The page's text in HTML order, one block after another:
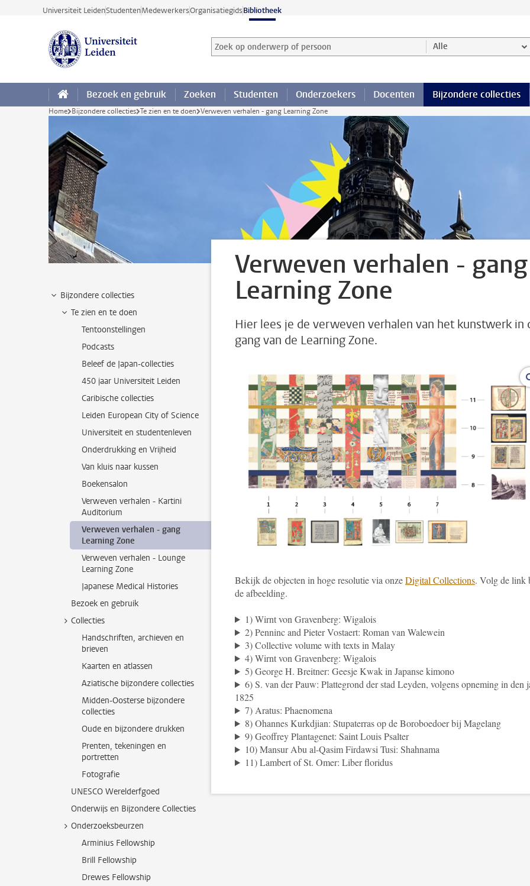
Ga direct naar de inhoud
Universiteit LeidenStudentenMedewerkersOrganisatiegidsBibliotheek
Zoek op onderwerp of persoon en selecteer categorie
Zoekterm Alle
Bezoek en gebruik Zoeken Studenten Onderzoekers Docenten Bijzondere collecties
Home Bijzondere collecties Te zien en te doen Verweven verhalen - gang Learning Zone
Bijzondere collecties
Te zien en te doen
Tentoonstellingen
Podcasts
Beleef de Japan-collecties
450 jaar Universiteit Leiden
Caribische collecties
Leiden European City of Science
Universiteit en studentenleven
Onderdrukking en Vrijheid
Van kluis naar kussen
Boekensalon
Verweven verhalen - Kartini
Auditorium
Verweven verhalen - gang
Learning Zone
Verweven verhalen - Lounge
Learning Zone
Japanese Medical Histories
Bezoek en gebruik
Collecties
Handschriften, archieven en
brieven
Kaarten en atlassen
Aziatische bijzondere collecties
Midden-Oosterse bijzondere
collecties
Oude en bijzondere drukken
Prenten, tekeningen en
portretten
Fotografie
UNESCO Werelderfgoed
Onderwijs en Bijzondere Collecties
Onderzoeksbeurzen
Arminius Fellowship
Brill Fellowship
Drewes Fellowship
Verweven verhalen - gang
Learning Zone
Hier lees je de verweven verhalen van het kunstwerk in
gang van de Learning Zone.
Bekijk de objecten in hoge resolutie via onzeDigital Collections. Volg de link
de afbeelding.
1) Wirnt von Gravenberg: Wigalois
2) Penninc and Pieter Vostaert: Roman van Walewein
3) Collective volume with texts in Malay
4) Wirnt von Gravenberg: Wigalois
5) George H. Breitner: Geesje Kwak in Japanse kimono
6) S. van der Pauw: Plattegrond der stad Leyden, volgens opneming in den
1825
7) Aratus: Phaenomena
8) Ohannes Kurkdjian: Stupaterras op de Boroboedoer bij Magelang
9) Geoffrey Plantagenet: Saint Louis Psalter
10) Mansur Abu al-Qasim Firdawsi Tusi: Shahnama
11) Lambert of St. Omer: Liber floridus